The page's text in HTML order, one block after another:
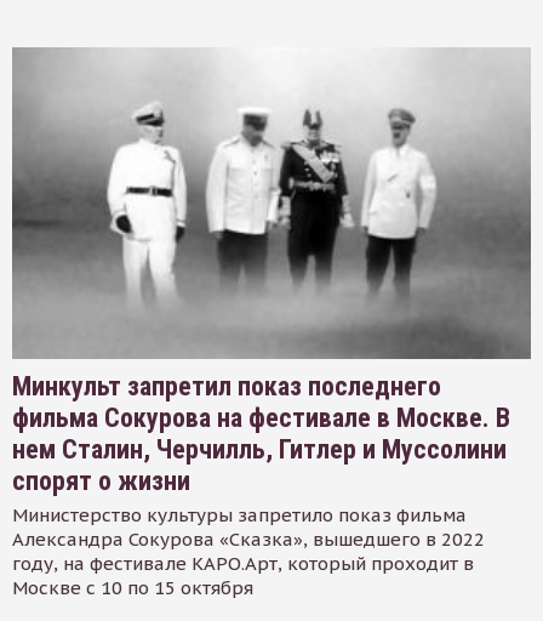
Минкульт запретил показ последнего
фильма Сокурова на фестивале в Москве. В
нем Сталин, Черчилль, Гитлер и Муссолини
спорят о жизни
Министерство культуры запретило показ фильма
Александра Сокурова «Сказка», вышедшего в 2022
году, на фестивале КАРО.Арт, который проходит в
Москве с 10 по 15 октября